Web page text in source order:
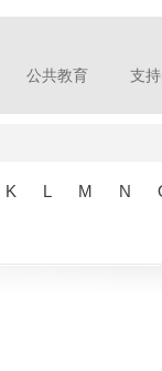
公共教育 支
K L M N